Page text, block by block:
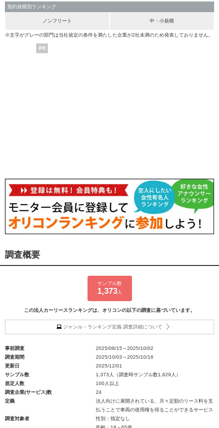
契約規模別ランキング
ノンフリート 中・小規模
※文字がグレーの部門は当社規定の条件を満たした企業が2社未満のため発表しておりません。
PR
調査概要
サンプル数
1,373人
この法人カーリースランキングは、オリコンの以下の調査に基づいています。
ジャンル・ランキング定義 調査詳細について
事前調査
2025/08/15～2025/10/02
調査期間
2025/10/03～2025/10/16
更新日
2025/12/01
サンプル数
1,373人（調査時サンプル数1,629人）
規定人数
100人以上
調査企業(サービス)数
24
定義
法人向けに展開されている、月々定額のリース料を支
払うことで車両の使用権を得ることができるサービス
調査対象者
性別：指定なし